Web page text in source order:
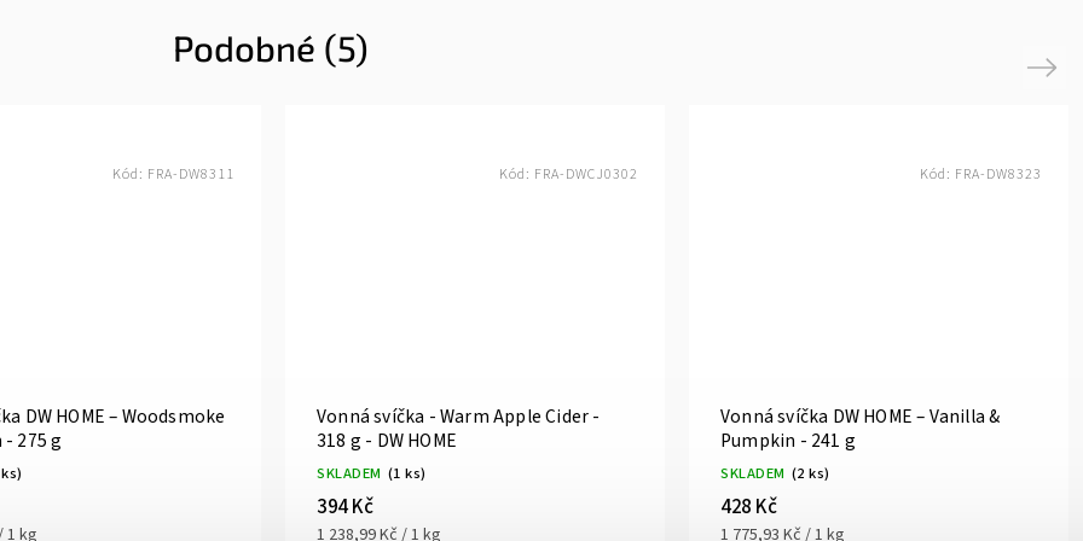
Podobné (5)
DW HOME – Woodsmoke
275 g
1 kg
Kód: FRA-DW8311
Vonná svíčka - Warm Apple Cider -
318 g - DW HOME
SKLADEM (1 ks)
394 Kč
1 238,99 Kč / 1 kg
Kód: FRA-DWCJ0302
Vonná svíčka DW HOME – Vanilla &
Pumpkin - 241 g
SKLADEM (2 ks)
428 Kč
1 775,93 Kč / 1 kg
Kód: FRA-DW8323
Next